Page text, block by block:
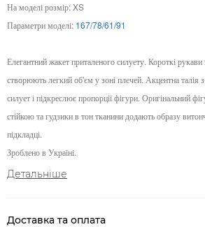
На моделі розмір: XS
Параметри моделі: 167/78/61/91
Елегантний жакет приталеного силуету. Короткі
створюють легкий об'єм у зоні плечей. Акцентна
силует і підкреслює пропорції фігури. Оригінальний
стійкою та гудзики в тон тканини додають образу
підкладці.
Зроблено в Україні.
Детальніше
Доставка та оплата